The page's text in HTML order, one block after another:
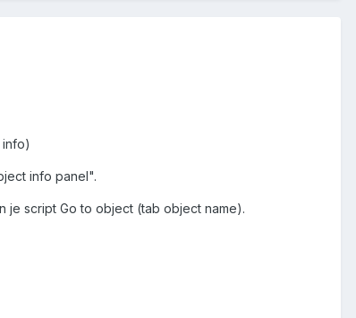
info panel".
je script Go to object (tab object name).